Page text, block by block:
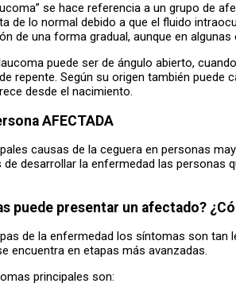
se hace referencia a un grupo de
de lo normal debido a que el fluido
de una forma gradual, aunque en
puede ser de ángulo abierto,
repente. Según su origen también
desde el nacimiento.
AFECTADA
causas de la ceguera en personas
de desarrollar la enfermedad las personas
puede presentar un afectado?
de la enfermedad los síntomas son
encuentra en etapas más avanzadas.
principales son: